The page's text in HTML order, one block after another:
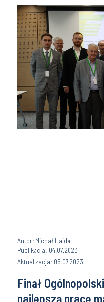
Autor: Michał Haida
Publikacja: 04.07.2023
Aktualizacja: 05.07.2023
Finał
najlepszą pracę